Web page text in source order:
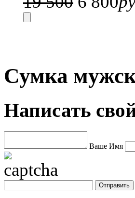
Сумка
Написать
Ваше Имя